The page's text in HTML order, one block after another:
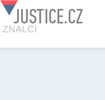
JUSTICE.CZ
ZNALCI